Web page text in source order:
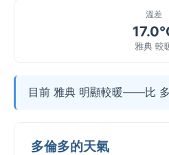
溫差
雅典 較
目前 雅典 明顯較暖——比 多
多倫多的天氣